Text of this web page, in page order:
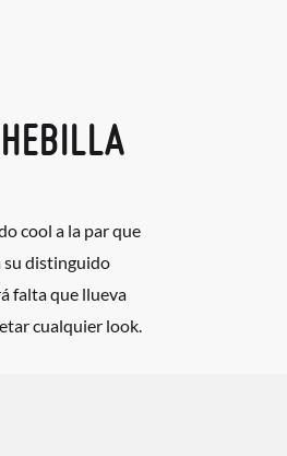
cool a la par que
su distinguido
falta que llueva
cualquier look.